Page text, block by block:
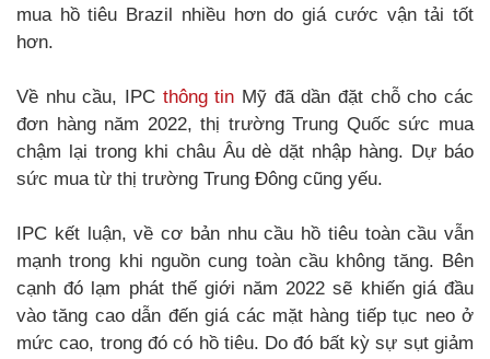
mua hồ tiêu Brazil nhiều hơn do giá cước vận tải tốt
hơn.
Về nhu cầu, IPC thông tin Mỹ đã dần đặt chỗ cho các
đơn hàng năm 2022, thị trường Trung Quốc sức mua
chậm lại trong khi châu Âu dè dặt nhập hàng. Dự báo
sức mua từ thị trường Trung Đông cũng yếu.
IPC kết luận, về cơ bản nhu cầu hồ tiêu toàn cầu vẫn
mạnh trong khi nguồn cung toàn cầu không tăng. Bên
cạnh đó lạm phát thế giới năm 2022 sẽ khiến giá đầu
vào tăng cao dẫn đến giá các mặt hàng tiếp tục neo ở
mức cao, trong đó có hồ tiêu. Do đó bất kỳ sự sụt giảm